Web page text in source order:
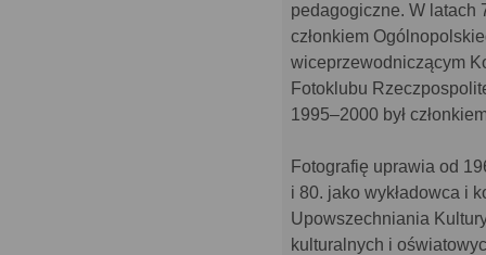
pedagogiczne. W latach
członkiem
wiceprzewodniczącym
Fotoklubu
1995–2000 był
Fotografię uprawia od
i 80. jako wykładowca i
Upowszechniania
kulturalnych i